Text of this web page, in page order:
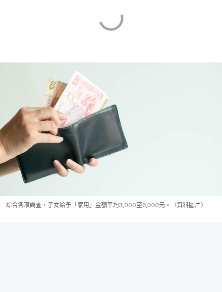
綜合各項調查，子女給予「家用」金額平均3,000至6,000元。（資料圖片）